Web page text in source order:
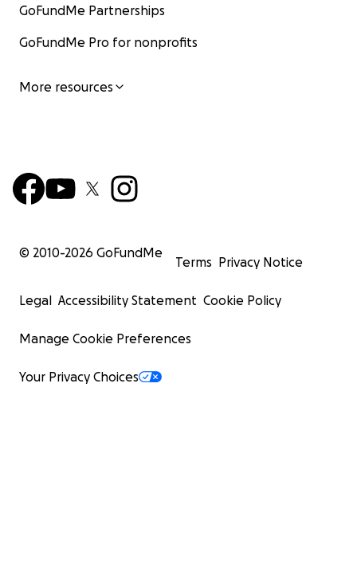
GoFundMe Partnerships
GoFundMe Pro for nonprofits
More resources
© 2010-2026 GoFundMe
Terms Privacy Notice
Legal Accessibility Statement Cookie Policy
Manage Cookie Preferences
Your Privacy Choices